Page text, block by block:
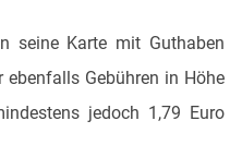
seine Karte mit Guthaben
Gebühren in Höhe
jedoch 1,79 Euro